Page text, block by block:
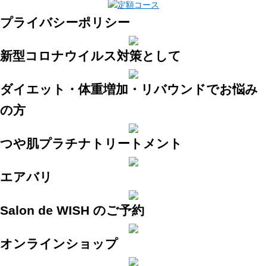
プライバシーポリシー
新型コロナウイルス対策として
ダイエット・体重増加・リバウンドでお悩み
の方
つや肌プラチナトリートメント
エアバリ
Salon de WISH のご予約
オンラインショップ